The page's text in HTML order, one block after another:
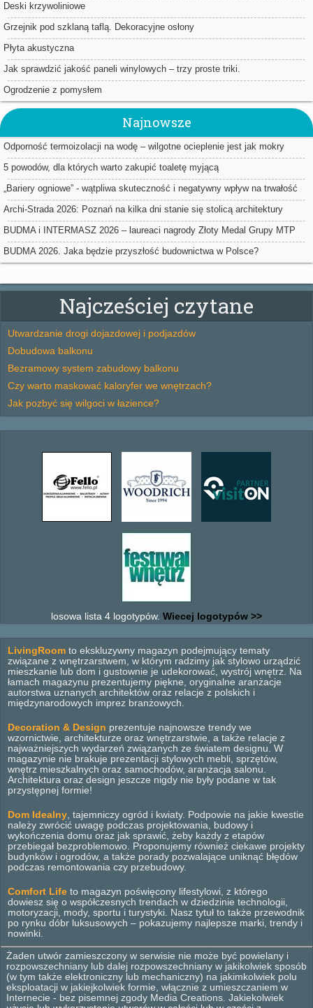
Deski krzywoliniowe
Grzejnik pod szklaną taflą. Dekoracyjne osłony
Płyta akustyczna
Jak sprawdzić jakość paneli winylowych – trzy proste triki.
Ogrodzenie z pomysłem
Najnowsze
Odporność termoizolacji na wodę – wilgotne ocieplenie jest jak mokry
sweter
5 powodów, dla których warto zakupić toaletę myjącą
„Bariery ogniowe” - wątpliwa skuteczność i negatywny wpływ na trwałość
ociepleń
Archi-Strada 2026: Poznań na kilka dni stanie się stolicą architektury
BUDMA i INTERMASZ 2026 – laureaci nagrody Złoty Medal Grupy MTP
BUDMA 2026. Jaka będzie przyszłość budownictwa w Polsce?
Najcześciej czytane
Utwardzanie drogi dojazdowej i podjazdów
Dobudowa balkonu
Bezramowy system zabudowy balkonu
Czy warto maskować kaloryfer we wnętrzach?
Jak pozbyć się wilgoci w łazience?
losowa lista 4 logotypów. Wiecej logotypów >>
LivingRoom to ekskluzywny magazyn podejmujący tematy
związane z wnętrzarstwem, w którym radzimy jak stylowo urządzić
mieszkanie lub dom i gustownie je udekorować, wystrój wnętrz. Na
łamach magazynu prezentujemy piękne, oryginalne aranżacje
autorstwa uznanych architektów oraz relacje z polskich i
międzynarodowych imprez branżowych.
Decoration & Design prezentuje najnowsze trendy we
wzornictwie, architekturze oraz wnętrzarstwie, a także relacje z
najważniejszych wydarzeń związanych ze światem designu. W
magazynie nie brakuje prezentacji stylowych mebli, sprzętów,
wnętrz mieszkalnych oraz samochodów, aranżacja salonu.
Architektura oraz design jeszcze nigdy nie były podane w tak
przystępnej formie!
Dom Idealny , tajemniczy ogród i kwiaty. Podpowie na jakie kwestie
należy zwrócić uwagę podczas projektowania, budowy i
wykończenia domu oraz jak sprawić, żeby każdy z etapów
przebiegał bezproblemowo. Proponujemy również ciekawe projekty
budynków i ogrodów, a także porady pozwalające uniknąć błędów
podczas remontowania czy przebudowy.
Comfort Life to magazyn poświęcony lifestylowi, z którego
dowiesz się o współczesnych trendach w dziedzinie technologii,
motoryzacji, mody, sportu i turystyki. Nasz tytuł to także przewodnik
po rynku dóbr luksusowych – pokazujemy najlepsze marki, trendy i
nowinki.
Żaden utwór zamieszczony w serwisie nie może być powielany i
rozpowszechniany lub dalej rozpowszechniany w jakikolwiek sposób
(w tym także elektroniczny lub mechaniczny) na jakimkolwiek polu
eksploatacji w jakiejkolwiek formie, włącznie z umieszczaniem w
Internecie - bez pisemnej zgody Media Creations. Jakiekolwiek